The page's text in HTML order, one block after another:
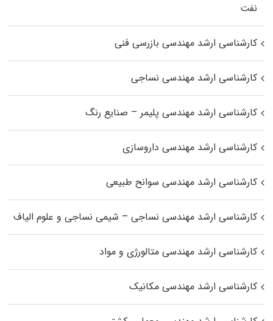
نفت
کارشناسی ارشد مهندسی بازرسی فنی
کارشناسی ارشد مهندسی نساجی
کارشناسی ارشد مهندسی پلیمر – صنایع رنگ
کارشناسی ارشد مهندسی داروسازی
کارشناسی ارشد مهندسی سوانح طبیعی
کارشناسی ارشد مهندسی نساجی – شیمی نساجی و علوم الیاف
کارشناسی ارشد مهندسی متالورژی و مواد
کارشناسی ارشد مهندسی مکانیک